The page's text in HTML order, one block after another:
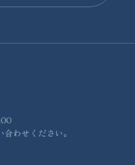
わせください。